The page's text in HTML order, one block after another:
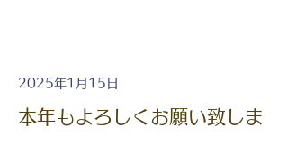
2025年1月15日
本年もよろしくお願い致しま